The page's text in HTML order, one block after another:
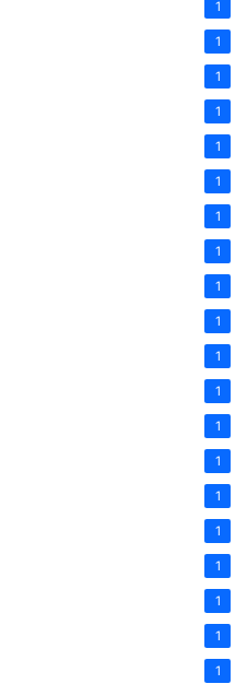
1
1
1
1
1
1
1
1
1
1
1
1
1
1
1
1
1
1
1
1